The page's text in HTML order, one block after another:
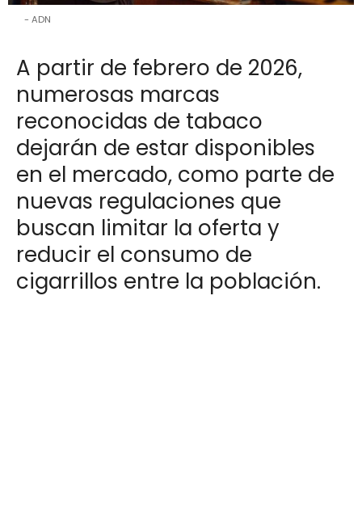
ADN
A partir de febrero de 2026,
numerosas marcas
reconocidas de tabaco
dejarán de estar disponibles
en el mercado, como parte de
nuevas regulaciones que
buscan limitar la oferta y
reducir el consumo de
cigarrillos entre la población.